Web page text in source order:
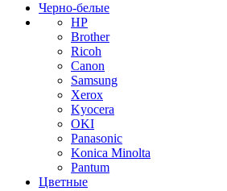
Черно-белые
HP
Brother
Ricoh
Canon
Samsung
Xerox
Kyocera
OKI
Panasonic
Konica Minolta
Pantum
Цветные